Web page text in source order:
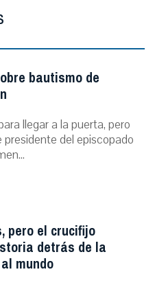
bautismo de
llegar a la puerta, pero
presidente del episcopado
pero el crucifijo
detrás de la
mundo